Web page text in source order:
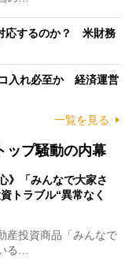
応するのか？ 米財務
入れ必至か 経済運営
一覧を見る
ップ騒動の内幕
》「みんなで大家さ
トラブル“異常なく
産投資商品「みんなで
る…